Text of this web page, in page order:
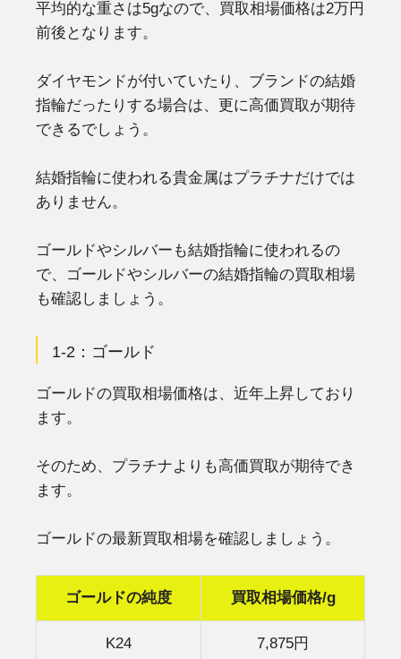
平均的な重さは5gなので、買取相場価格は2万円
前後となります。
ダイヤモンドが付いていたり、ブランドの結婚
指輪だったりする場合は、更に高価買取が期待
できるでしょう。
結婚指輪に使われる貴金属はプラチナだけでは
ありません。
ゴールドやシルバーも結婚指輪に使われるの
で、ゴールドやシルバーの結婚指輪の買取相場
も確認しましょう。
1-2：ゴールド
ゴールドの買取相場価格は、近年上昇しており
ます。
そのため、プラチナよりも高価買取が期待でき
ます。
ゴールドの最新買取相場を確認しましょう。
ゴールドの純度 買取相場価格/g
K24 7,875円